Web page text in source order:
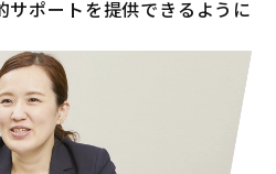
サポートを提供できるように